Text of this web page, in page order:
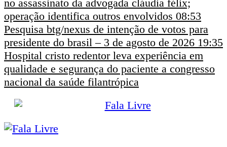
no assassinato da advogada cláudia félix;
operação identifica outros envolvidos 08:53
Pesquisa btg/nexus de intenção de votos para
presidente do brasil – 3 de agosto de 2026 19:35
Hospital cristo redentor leva experiência em
qualidade e segurança do paciente a congresso
nacional da saúde filantrópica